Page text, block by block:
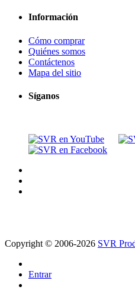
Información
Cómo comprar
Quiénes somos
Contáctenos
Mapa del sitio
Síganos
Copyright © 2006-2026 SVR
Entrar